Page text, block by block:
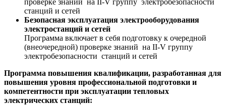
проверке знаний на II-V группу электробезопасности
станций и сетей
Безопасная эксплуатация электрооборудования
электростанций и сетей
Программа включает в себя подготовку к очередной
(внеочередной) проверке знаний на II-V группу
электробезопасности станций и сетей
Программа повышения квалификации, разработанная для
повышения уровня профессиональной подготовки и
компетентности при эксплуатации тепловых
электрических станций: